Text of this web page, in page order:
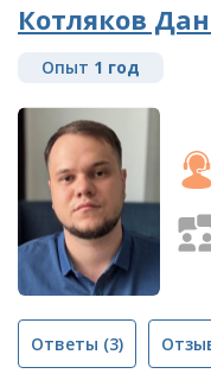
Котляков
Опыт 1 год
Ответы (3)